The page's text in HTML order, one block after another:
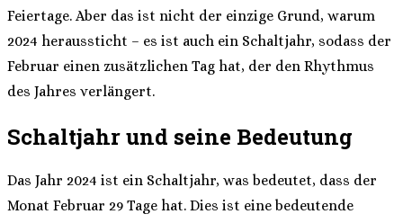
Feiertage. Aber das ist nicht der einzige Grund, warum
2024 heraussticht – es ist auch ein Schaltjahr, sodass der
Februar einen zusätzlichen Tag hat, der den Rhythmus
des Jahres verlängert.
Schaltjahr und seine Bedeutung
Das Jahr 2024 ist ein Schaltjahr, was bedeutet, dass der
Monat Februar 29 Tage hat. Dies ist eine bedeutende